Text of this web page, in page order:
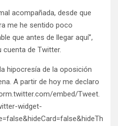
acompañada, desde que
me he sentido poco
que antes de llegar aquí”,
cuenta de Twitter.
hipocresía de la oposición
A partir de hoy me declaro
embed/Tweet.
widget-